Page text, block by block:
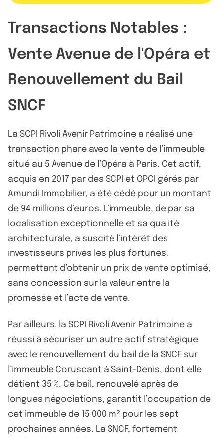
Transactions Notables :
Vente Avenue de l'Opéra et
Renouvellement du Bail
SNCF
La SCPI Rivoli Avenir Patrimoine a réalisé une
transaction phare avec la vente de l’immeuble
situé au 5 Avenue de l’Opéra à Paris. Cet actif,
acquis en 2017 par des SCPI et OPCI gérés par
Amundi Immobilier, a été cédé pour un montant
de 94 millions d’euros. L’immeuble, de par sa
localisation exceptionnelle et sa qualité
architecturale, a suscité l’intérêt des
investisseurs privés les plus fortunés,
permettant d’obtenir un prix de vente optimisé,
sans concession sur la valeur entre la
promesse et l’acte de vente.
Par ailleurs, la SCPI Rivoli Avenir Patrimoine a
réussi à sécuriser un autre actif stratégique
avec le renouvellement du bail de la SNCF sur
l’immeuble Coruscant à Saint-Denis, dont elle
détient 35 %. Ce bail, renouvelé après de
longues négociations, garantit l’occupation de
cet immeuble de 15 000 m² pour les sept
prochaines années. La SNCF, fortement